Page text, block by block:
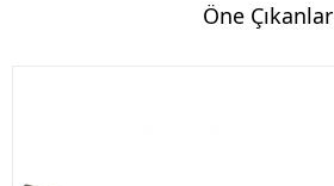
Öne Çıkanlar